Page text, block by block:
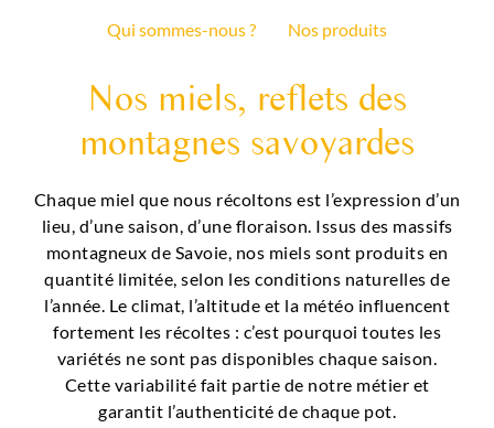
Qui sommes-nous ? Nos produits
Nos miels, reflets des
montagnes savoyardes
Chaque miel que nous récoltons est l’expression d’un
lieu, d’une saison, d’une floraison. Issus des massifs
montagneux de Savoie, nos miels sont produits en
quantité limitée, selon les conditions naturelles de
l’année. Le climat, l’altitude et la météo influencent
fortement les récoltes : c’est pourquoi toutes les
variétés ne sont pas disponibles chaque saison.
Cette variabilité fait partie de notre métier et
garantit l’authenticité de chaque pot.